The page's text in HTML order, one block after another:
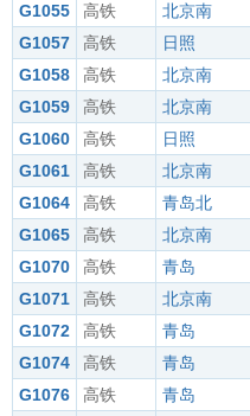
G1055
高铁 北京南
G1057
高铁 日照
G1058
高铁 北京南
G1059
高铁 北京南
G1060
高铁 日照
G1061
高铁 北京南
G1064
高铁 青岛北
G1065
高铁 北京南
G1070
高铁 青岛
G1071
高铁 北京南
G1072
高铁 青岛
G1074
高铁 青岛
G1076
高铁 青岛